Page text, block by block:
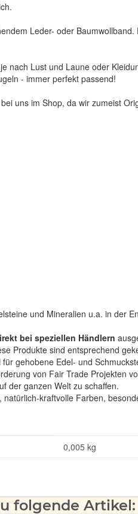
Leder- oder Baumwollband.
nach Lust und Laune oder
- immer perfekt passend!
uns im Shop, da wir zumeist
und Mineralien u.a. in der
bei speziellen Händlern
Produkte sind entsprechend
gehobene Edel- und
von Fair Trade Projekten
der ganzen Welt zu schaffen.
kraftvolle Farben,
0,005 kg
folgende Artikel: